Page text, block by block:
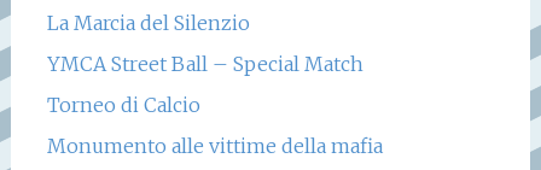
La Marcia del Silenzio
YMCA Street Ball – Special Match
Torneo di Calcio
Monumento alle vittime della mafia